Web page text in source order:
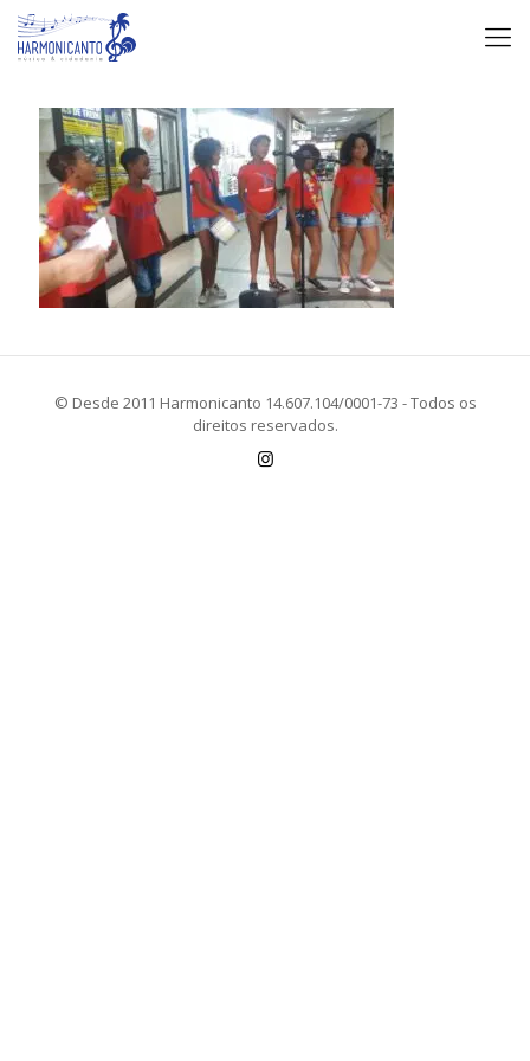
© Desde 2011 Harmonicanto 14.607.104/0001-73 - Todos os
direitos reservados.